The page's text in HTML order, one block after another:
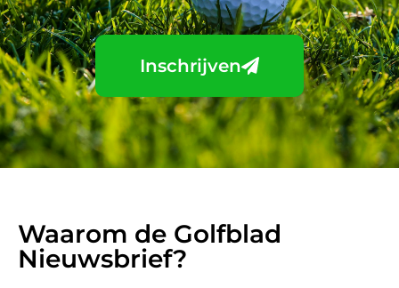
Inschrijven
Waarom de Golfblad
Nieuwsbrief?